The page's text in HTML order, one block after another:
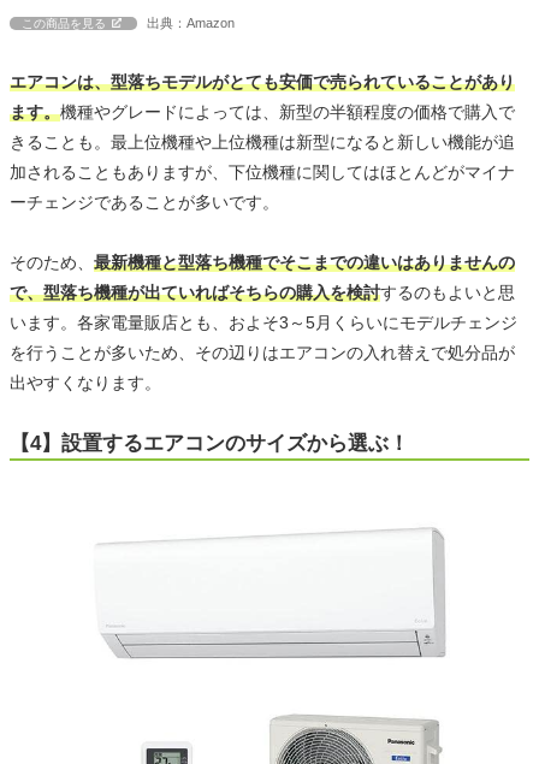
この商品を見る 出典：Amazon
エアコンは、型落ちモデルがとても安価で売られていることがあり
ます。機種やグレードによっては、新型の半額程度の価格で購入で
きることも。最上位機種や上位機種は新型になると新しい機能が追
加されることもありますが、下位機種に関してはほとんどがマイナ
ーチェンジであることが多いです。
そのため、 最新機種と型落ち機種でそこまでの違いはありませんの
で、型落ち機種が出ていればそちらの購入を検討するのもよいと思
います。各家電量販店とも、およそ3～5月くらいにモデルチェンジ
を行うことが多いため、その辺りはエアコンの入れ替えで処分品が
出やすくなります。
【4】設置するエアコンのサイズから選ぶ！